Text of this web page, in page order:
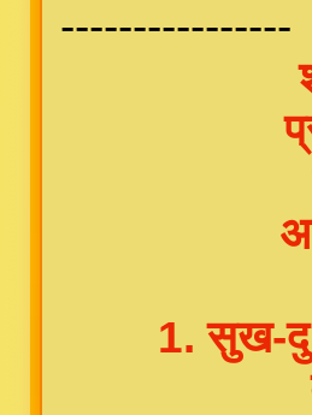
----------------
1. सुख-